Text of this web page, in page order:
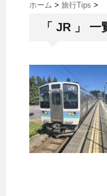
ホーム > 旅行Tips >
「 JR 」 一